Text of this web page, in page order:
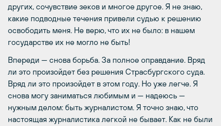
других, сочувствие зеков и многое другое. Я не знаю,
какие подводные течения привели судью к решению
освободить меня. Не верю, что их не было: в нашем
государстве их не могло не быть!
Впереди — снова борьба. За полное оправдание. Вряд
ли это произойдет без решения Страсбургского суда.
Вряд ли это произойдет в этом году. Но уже легче. Я
снова могу заниматься любимым и — надеюсь —
нужным делом: быть журналистом. Я точно знаю, что
настоящая журналистика легкой не бывает. Как не были